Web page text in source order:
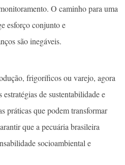
O caminho para uma
esforço conjunto e
são inegáveis.
frigoríficos ou varejo, agora
de sustentabilidade e
práticas que podem transformar
que a pecuária brasileira
socioambiental e